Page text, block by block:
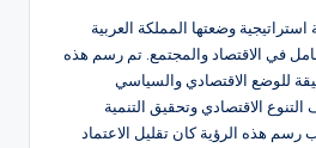
خطة استراتيجية وضعتها المملكة العربية
في الاقتصاد والمجتمع. تم رسم هذه
للوضع الاقتصادي والسياسي
الاقتصادي وتحقيق التنمية
رسم هذه الرؤية كان تقليل الاعتماد